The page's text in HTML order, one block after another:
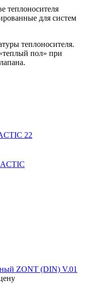
теплоносителя
для систем
теплоносителя.
пол» при
22
ZONT (DIN) V.01